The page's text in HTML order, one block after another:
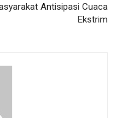
Antisipasi Cuaca
Ekstrim